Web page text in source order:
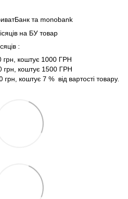
та monobank
на БУ товар
:
грн, коштує 1000 ГРН
грн, коштує 1500 ГРН
грн, коштує 7 % від вартості товару.